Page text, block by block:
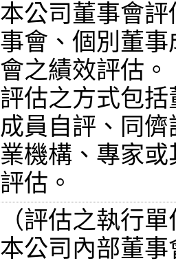
本公司董事會
事會、個別董
會之績效評估。
評估之方式包
成員自評、同
業機構、專家
評估。
（評估之執行
本公司內部董